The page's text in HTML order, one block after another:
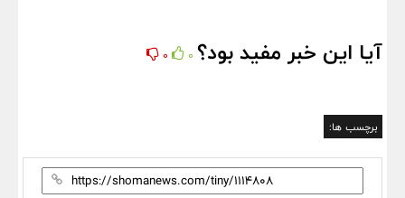
آیا این خبر مفید بود؟ 0
0
برچسب ها: